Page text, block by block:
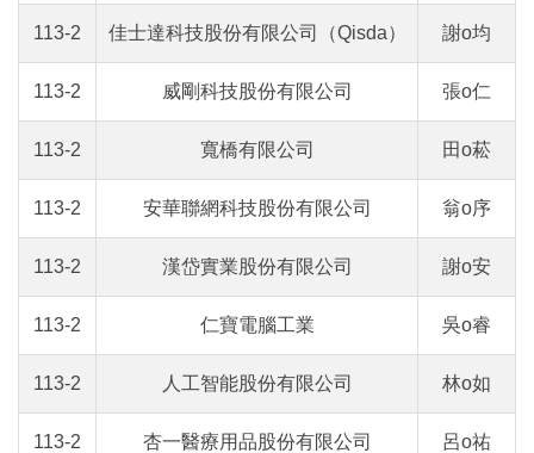
113-2 佳士達科技股份有限公司（Qisda） 謝o均
113-2 威剛科技股份有限公司 張o仁
113-2 寬橋有限公司 田o菘
113-2 安華聯網科技股份有限公司 翁o序
113-2 漢岱實業股份有限公司 謝o安
113-2 仁寶電腦工業 吳o睿
113-2 人工智能股份有限公司 林o如
113-2 杏一醫療用品股份有限公司 呂o祐